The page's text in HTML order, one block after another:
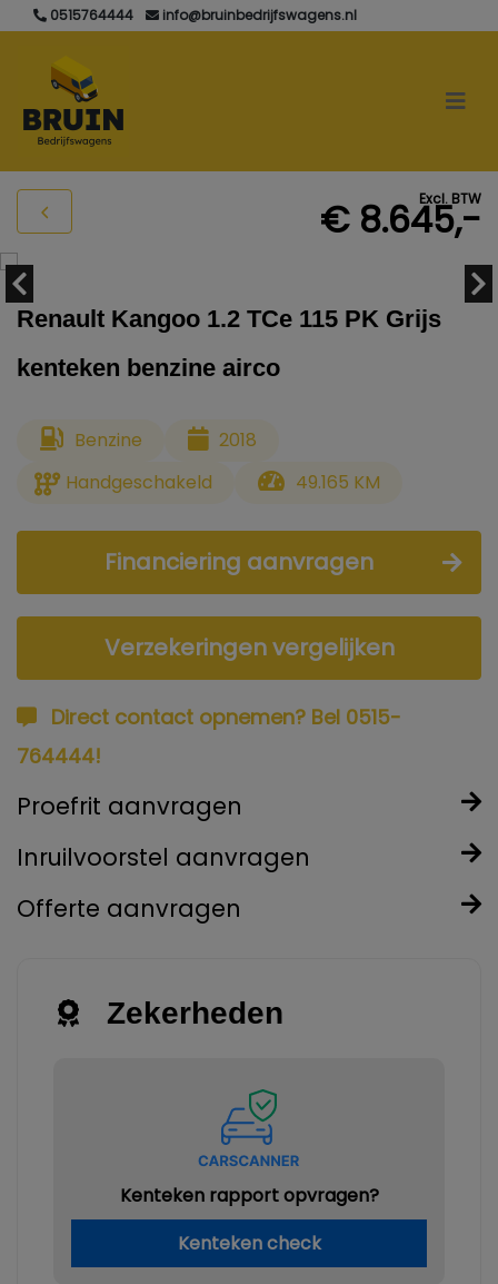
0515764444 info@bruinbedrijfswagens.nl
Excl. BTW
€ 8.645,-
Renault Kangoo 1.2 TCe 115 PK Grijs
kenteken benzine airco
Benzine
2018
Handgeschakeld
49.165 KM
Financiering aanvragen
Verzekeringen vergelijken
Direct contact opnemen? Bel 0515-
764444!
Proefrit aanvragen
Inruilvoorstel aanvragen
Offerte aanvragen
Zekerheden
Kenteken rapport opvragen?
Kenteken check